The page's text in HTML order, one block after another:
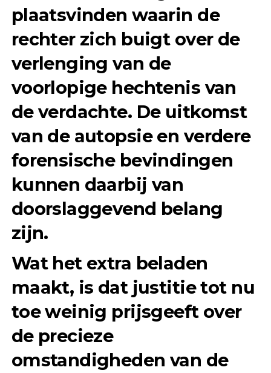
plaatsvinden waarin de
rechter zich buigt over de
verlenging van de
voorlopige hechtenis van
de verdachte. De uitkomst
van de autopsie en verdere
forensische bevindingen
kunnen daarbij van
doorslaggevend belang
zijn.
Wat het extra beladen
maakt, is dat justitie tot nu
toe weinig prijsgeeft over
de precieze
omstandigheden van de